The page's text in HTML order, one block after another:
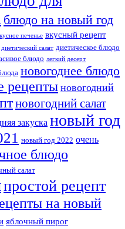
блюдо на новый год
печенье вкусный рецепт
диетический салат диетическое блюдо
блюдо легкий десерт
новогоднее блюдо
рецептыновогодний
новогодний салат
закуска новый год
новый год 2022 очень
блюдо
салат
простой рецепт
на новый
яблочный пирог